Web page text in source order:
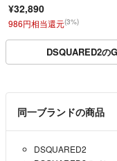
ト 40
¥32,890
986円相当還元(3%)
DSQUARED2の
同一ブランドの商品
DSQUARED2